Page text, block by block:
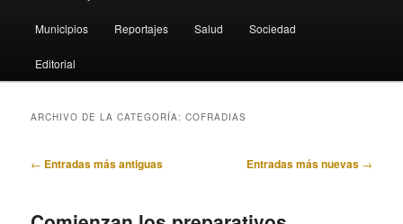
Municipios Reportajes Salud Sociedad
Editorial
ARCHIVO DE LA CATEGORÍA:COFRADIAS
Navegación
← Entradas más antiguas Entradas más nuevas →